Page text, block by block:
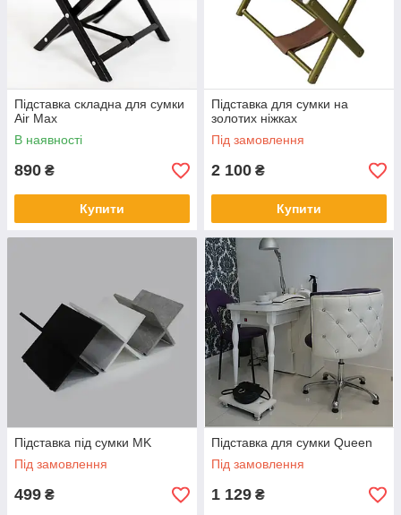
Підставка складна для сумки
Air Max
В наявності
890 ₴
Купити
Підставка для сумки на
золотих ніжках
Під замовлення
2 100 ₴
Купити
Підставка під сумки MK
Під замовлення
499 ₴
Підставка для сумки Queen
Під замовлення
1 129 ₴